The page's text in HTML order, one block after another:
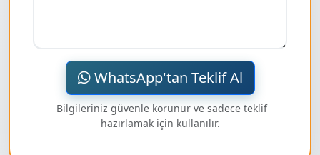
WhatsApp'tan Teklif Al
Bilgileriniz güvenle korunur ve sadece teklif
hazırlamak için kullanılır.